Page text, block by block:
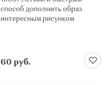
способ дополнить образ
интересным рисунком
60 руб.